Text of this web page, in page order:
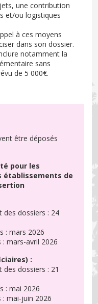
une contribution
et/ou logistiques
à ces moyens
dans son dossier.
notamment la
sans
de 5 000€.
être déposés
pour les
établissements de
des dossiers : 24
2026
avril 2026
:
dossiers : 21
2026
juin 2026